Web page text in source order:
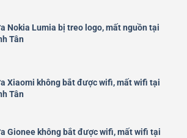
Nokia Lumia bị treo logo, mất nguồn tại
Tân
Xiaomi không bắt được wifi, mất wifi tại
Tân
Gionee không bắt được wifi, mất wifi tại